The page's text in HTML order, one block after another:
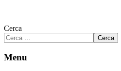
Cerca
Cerca
Menu